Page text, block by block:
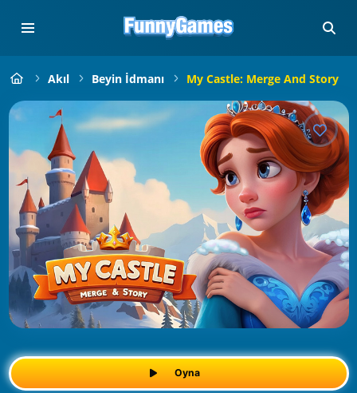
Akıl Beyin İdmanı My Castle: Merge And Story
Oyna